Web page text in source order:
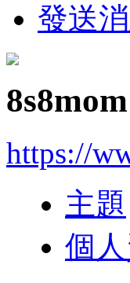
發送
8s8mom
https://
主題
個